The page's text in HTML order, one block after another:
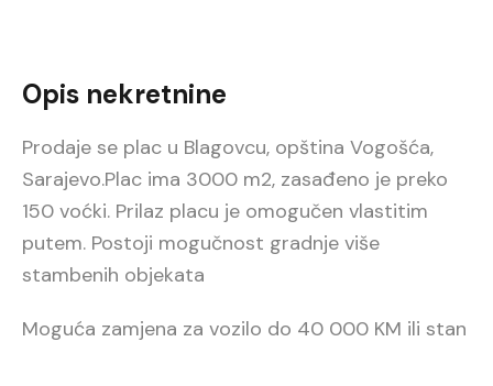
Opis nekretnine
Prodaje se plac u Blagovcu, opština Vogošća,
Sarajevo.Plac ima 3000 m2, zasađeno je preko
150 voćki. Prilaz placu je omogučen vlastitim
putem. Postoji mogučnost gradnje više
stambenih objekata
Moguća zamjena za vozilo do 40 000 KM ili stan